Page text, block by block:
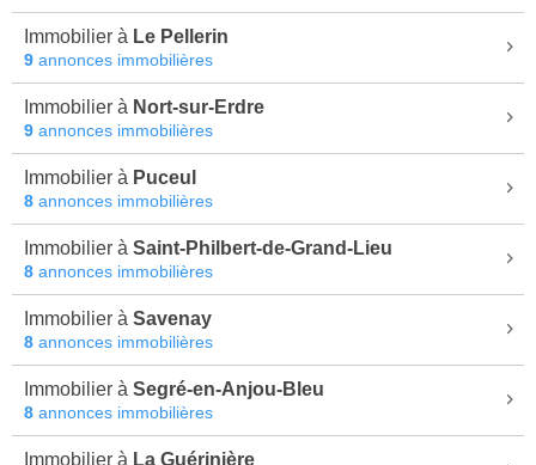
Immobilier à Le Pellerin
9 annonces immobilières
Immobilier à Nort-sur-Erdre
9 annonces immobilières
Immobilier à Puceul
8 annonces immobilières
Immobilier à Saint-Philbert-de-Grand-Lieu
8 annonces immobilières
Immobilier à Savenay
8 annonces immobilières
Immobilier à Segré-en-Anjou-Bleu
8 annonces immobilières
Immobilier à La Guérinière